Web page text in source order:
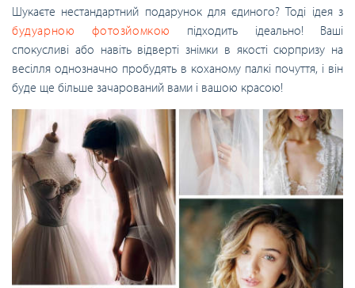
Шукаєте нестандартний подарунок для єдиного? Тоді ідея з
будуарною фотозйомкою підходить ідеально! Ваші
спокусливі або навіть відверті знімки в якості сюрпризу на
весілля однозначно пробудять в коханому палкі почуття, і він
буде ще більше зачарований вами і вашою красою!